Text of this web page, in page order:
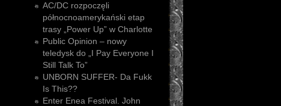
AC/DC rozpoczęli
północnoamerykański etap
trasy „Power Up” w Charlotte
Public Opinion – nowy
teledysk do „I Pay Everyone I
Still Talk To”
UNBORN SUFFER- Da Fukk
Is This??
Enter Enea Festival. John